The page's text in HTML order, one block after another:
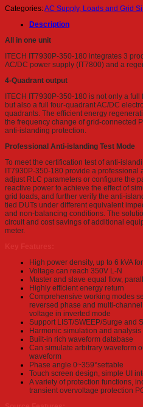
Categories:AC Supply, Loads and Grid
Description
All in one unit
ITECH IT7930P-350-180 integrates 3
AC/DC power supply (IT7800) and a
4-Quadrant output
ITECH IT7930P-350-180 is not only a
but also a full four-quadrant AC/DC
quadrants. The efficient energy
the frequency change of grid-connected
anti-islanding protection.
Professional Anti-islanding Test Mode
To meet the certification test of anti-
IT7930P-350-180 provide a professional
adjust RLC parameters or configure the
reactive power to achieve the effect of
grid loads, and further verify the anti-
tied DUTs under different equivalent
and non-balancing conditions. The
circuit and cost savings of additional
meter.
High power density, up to 6 kVA
Voltage can reach 350V L-N
Master and slave equal flow,
Highly efficient energy return
Comprehensive working modes
reversed phase and multi-
voltage in inverted mode
Support LIST/SWEEP/Surge and
Harmonic simulation and
Built-in rich waveform database
Can simulate arbitrary waveform
waveform
Phase angle 0~359°settable
Touch screen design, simple UI
A variety of protection functions,
transient overvoltage protection